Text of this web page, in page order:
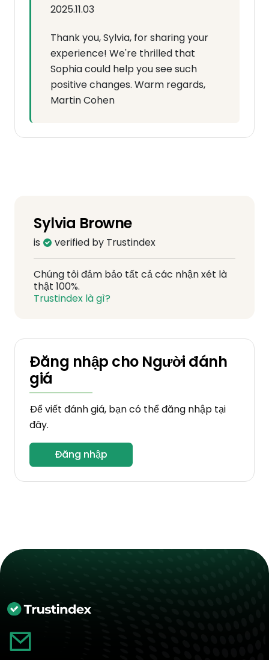
2025.11.03
Thank you, Sylvia, for sharing your
experience! We're thrilled that
Sophia could help you see such
positive changes. Warm regards,
Martin Cohen
Sylvia Browne
is verified by Trustindex
Chúng tôi đảm bảo tất cả các nhận xét là
thật 100%.
Trustindex là gì?
Đăng nhập cho Người đánh
giá
Để viết đánh giá, bạn có thể đăng nhập tại
đây.
Đăng nhập